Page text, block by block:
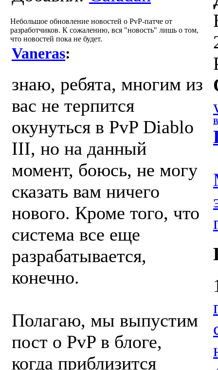
Небольшое обновление новостей о PvP-патче от
разработчиков. К сожалению, вся "новость" лишь о том,
что новостей пока не будет.
Vaneras:
знаю, ребята, многим из
вас не терпится
окунуться в PvP Diablo
III, но на данный
момент, боюсь, не могу
сказать вам ничего
нового. Кроме того, что
система все еще
разрабатывается,
конечно.
Полагаю, мы выпустим
пост о PvP в блоге,
когда приблизится